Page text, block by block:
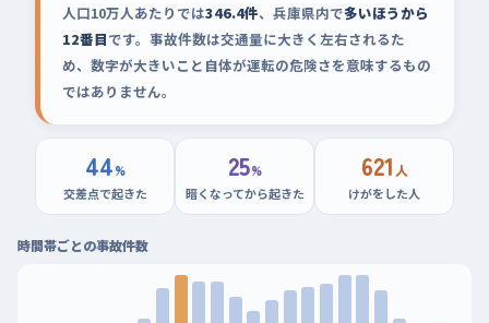
人口10万人あたりでは346.4件、兵庫県内で多いほうから
12番目です。事故件数は交通量に大きく左右されるた
め、数字が大きいこと自体が運転の危険さを意味するもの
ではありません。
44%
交差点で起きた
25%
暗くなってから起きた
621 人
けがをした人
時間帯ごとの事故件数